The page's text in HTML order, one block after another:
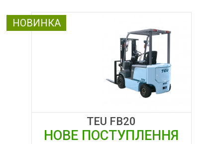
НОВИНКА
TEU FB20
НОВЕ ПОСТУПЛЕННЯ